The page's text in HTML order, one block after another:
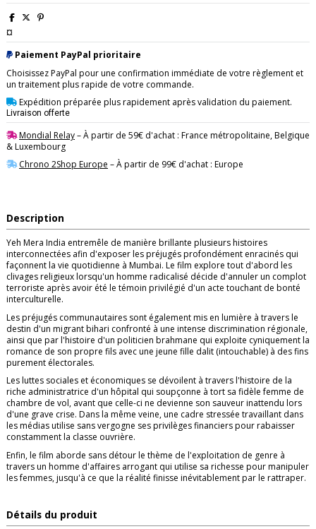
¤
Paiement PayPal prioritaire
Choisissez PayPal pour une confirmation immédiate de votre règlement et
un traitement plus rapide de votre commande.
Expédition préparée plus rapidement après validation du paiement.
Livraison offerte
Mondial Relay– À partir de 59€ d'achat : France métropolitaine, Belgique
& Luxembourg
Chrono 2Shop Europe – À partir de 99€ d'achat : Europe
Description
Yeh Mera India entremêle de manière brillante plusieurs histoires
interconnectées afin d'exposer les préjugés profondément enracinés qui
façonnent la vie quotidienne à Mumbai. Le film explore tout d'abord les
clivages religieux lorsqu'un homme radicalisé décide d'annuler un complot
terroriste après avoir été le témoin privilégié d'un acte touchant de bonté
interculturelle.
Les préjugés communautaires sont également mis en lumière à travers le
destin d'un migrant bihari confronté à une intense discrimination régionale,
ainsi que par l'histoire d'un politicien brahmane qui exploite cyniquement la
romance de son propre fils avec une jeune fille dalit (intouchable) à des fins
purement électorales.
Les luttes sociales et économiques se dévoilent à travers l'histoire de la
riche administratrice d'un hôpital qui soupçonne à tort sa fidèle femme de
chambre de vol, avant que celle-ci ne devienne son sauveur inattendu lors
d'une grave crise. Dans la même veine, une cadre stressée travaillant dans
les médias utilise sans vergogne ses privilèges financiers pour rabaisser
constamment la classe ouvrière.
Enfin, le film aborde sans détour le thème de l'exploitation de genre à
travers un homme d'affaires arrogant qui utilise sa richesse pour manipuler
les femmes, jusqu'à ce que la réalité finisse inévitablement par le rattraper.
Détails du produit